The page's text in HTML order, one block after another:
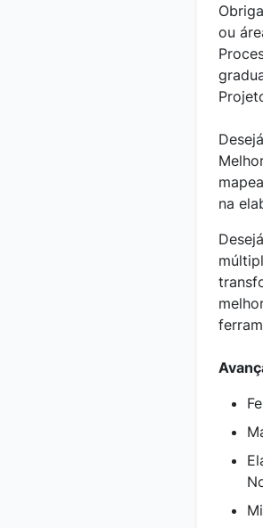
ou
na